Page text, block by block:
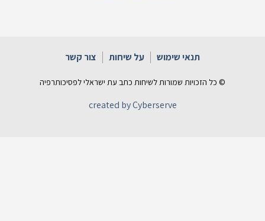
תנאי שימוש על שיחות צור קשר
© כל הזכויות שמורות לשיחות כתב עת ישראלי לפסיכותרפיה
created by Cyberserve